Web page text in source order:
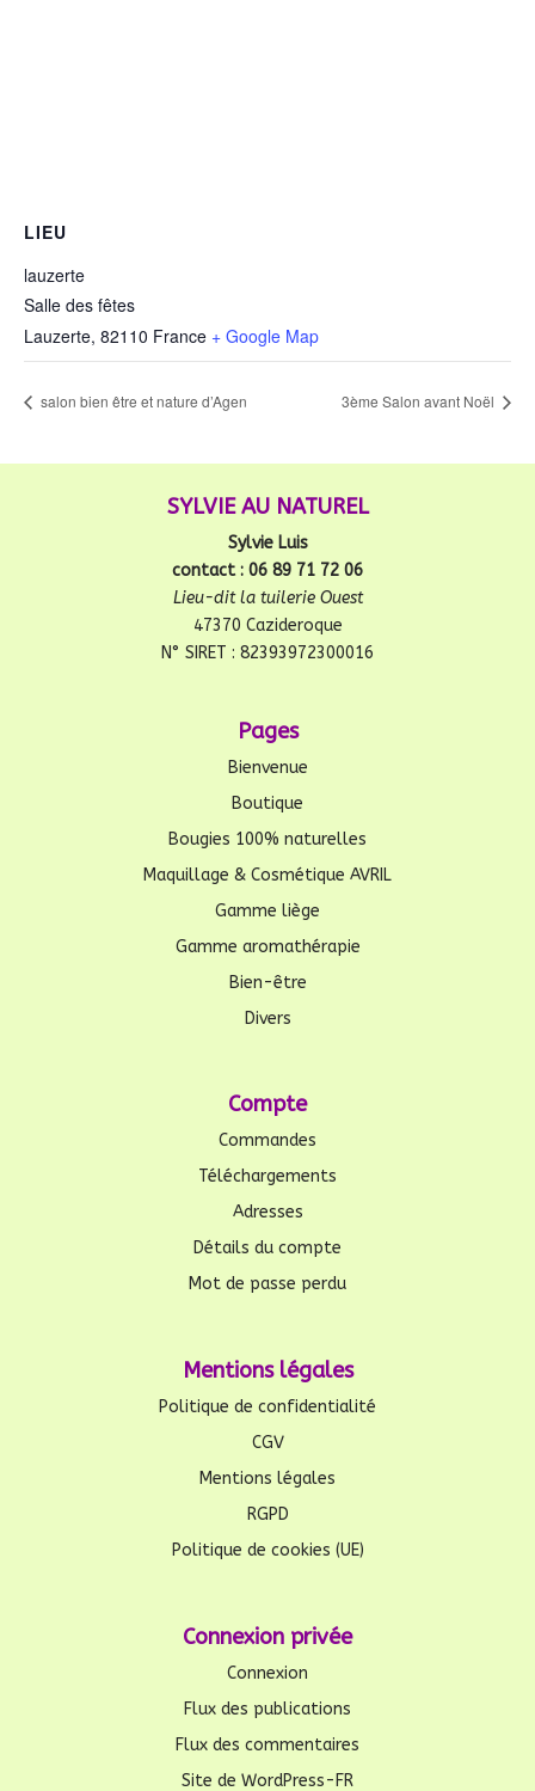
LIEU
lauzerte
Salle des fêtes
Lauzerte, 82110 France + Google Map
salon bien être et nature d’Agen 3ème Salon avant Noël
SYLVIE AU NATUREL
Sylvie Luis
contact : 06 89 71 72 06
Lieu-dit la tuilerie Ouest
47370 Cazideroque
N° SIRET : 82393972300016
Pages
Bienvenue
Boutique
Bougies 100% naturelles
Maquillage & Cosmétique AVRIL
Gamme liège
Gamme aromathérapie
Bien-être
Divers
Compte
Commandes
Téléchargements
Adresses
Détails du compte
Mot de passe perdu
Mentions légales
Politique de confidentialité
CGV
Mentions légales
RGPD
Politique de cookies (UE)
Connexion privée
Connexion
Flux des publications
Flux des commentaires
Site de WordPress-FR